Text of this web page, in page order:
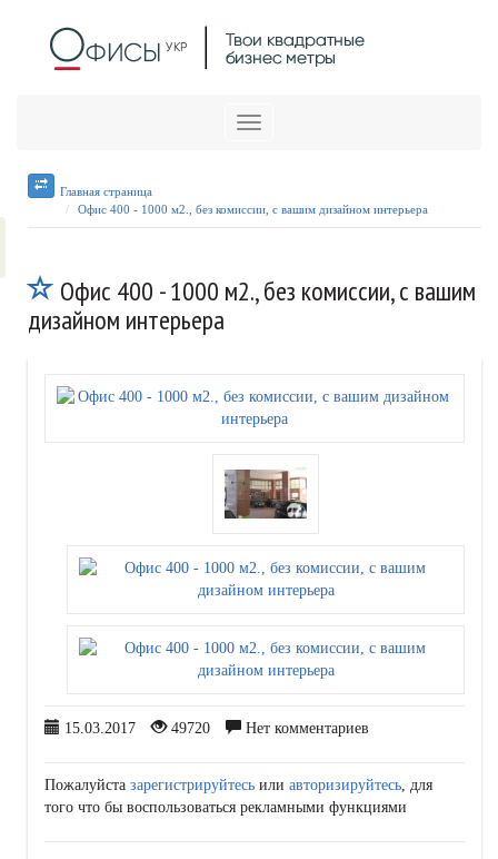
Меню
Главная страница
Офис 400 - 1000 м2., без комиссии, с вашим дизайном интерьера
Офис 400 - 1000 м2., без комиссии, с вашим
дизайном интерьера
15.03.2017 49720 Нет комментариев
Пожалуйста зарегистрируйтесь или авторизируйтесь, для
того что бы воспользоваться рекламными функциями